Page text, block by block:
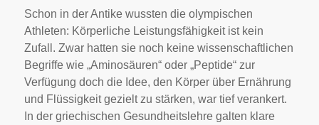
Schon in der Antike wussten die olympischen
Athleten: Körperliche Leistungsfähigkeit ist kein
Zufall. Zwar hatten sie noch keine wissenschaftlichen
Begriffe wie „Aminosäuren“ oder „Peptide“ zur
Verfügung doch die Idee, den Körper über Ernährung
und Flüssigkeit gezielt zu stärken, war tief verankert.
In der griechischen Gesundheitslehre galten klare